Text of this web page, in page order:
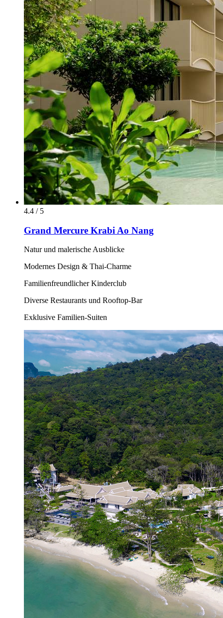
4.4 / 5
Grand Mercure Krabi Ao Nang
Natur und malerische Ausblicke
Modernes Design & Thai-Charme
Familienfreundlicher Kinderclub
Diverse Restaurants und Rooftop-Bar
Exklusive Familien-Suiten